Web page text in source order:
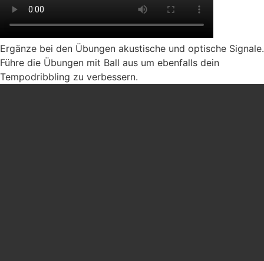
Ergänze bei den Übungen akustische und optische Signale.
Führe die Übungen mit Ball aus um ebenfalls dein
Tempodribbling zu verbessern.